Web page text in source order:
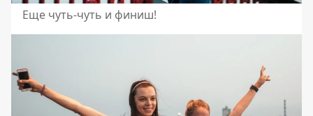
Еще чуть-чуть и финиш!